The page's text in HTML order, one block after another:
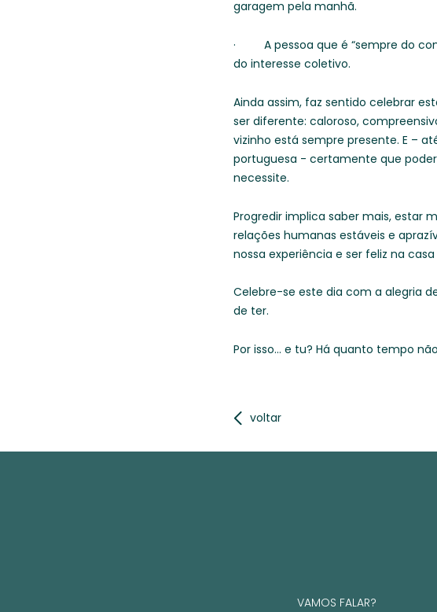
garagem pela manhã.
· A pessoa que é “sempre do
do interesse coletivo.
Ainda assim, faz sentido celebrar
ser diferente: caloroso,
vizinho está sempre presente. E –
portuguesa - certamente que
necessite.
Progredir implica saber mais, estar
relações humanas estáveis e
nossa experiência e ser feliz na
Celebre-se este dia com a alegria
de ter.
Por isso... e tu? Há quanto tempo
voltar
VAMOS FALAR?